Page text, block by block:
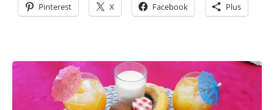
Pinterest X Facebook Plus